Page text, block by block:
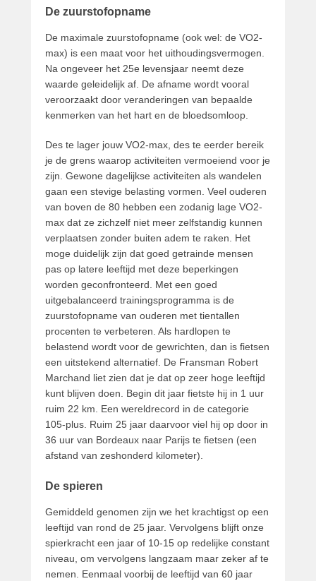
De zuurstofopname
De maximale zuurstofopname (ook wel: de VO2-
max) is een maat voor het uithoudingsvermogen.
Na ongeveer het 25e levensjaar neemt deze
waarde geleidelijk af. De afname wordt vooral
veroorzaakt door veranderingen van bepaalde
kenmerken van het hart en de bloedsomloop.
Des te lager jouw VO2-max, des te eerder bereik
je de grens waarop activiteiten vermoeiend voor je
zijn. Gewone dagelijkse activiteiten als wandelen
gaan een stevige belasting vormen. Veel ouderen
van boven de 80 hebben een zodanig lage VO2-
max dat ze zichzelf niet meer zelfstandig kunnen
verplaatsen zonder buiten adem te raken. Het
moge duidelijk zijn dat goed getrainde mensen
pas op latere leeftijd met deze beperkingen
worden geconfronteerd. Met een goed
uitgebalanceerd trainingsprogramma is de
zuurstofopname van ouderen met tientallen
procenten te verbeteren. Als hardlopen te
belastend wordt voor de gewrichten, dan is fietsen
een uitstekend alternatief. De Fransman Robert
Marchand liet zien dat je dat op zeer hoge leeftijd
kunt blijven doen. Begin dit jaar fietste hij in 1 uur
ruim 22 km. Een wereldrecord in de categorie
105-plus. Ruim 25 jaar daarvoor viel hij op door in
36 uur van Bordeaux naar Parijs te fietsen (een
afstand van zeshonderd kilometer).
De spieren
Gemiddeld genomen zijn we het krachtigst op een
leeftijd van rond de 25 jaar. Vervolgens blijft onze
spierkracht een jaar of 10-15 op redelijke constant
niveau, om vervolgens langzaam maar zeker af te
nemen. Eenmaal voorbij de leeftijd van 60 jaar